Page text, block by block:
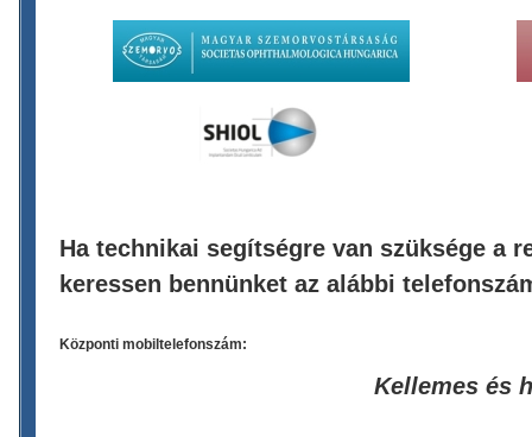
Ha technikai segítségre van szüksége a
keressen bennünket az alábbi
Központi mobiltelefonszám:
Kellemes és